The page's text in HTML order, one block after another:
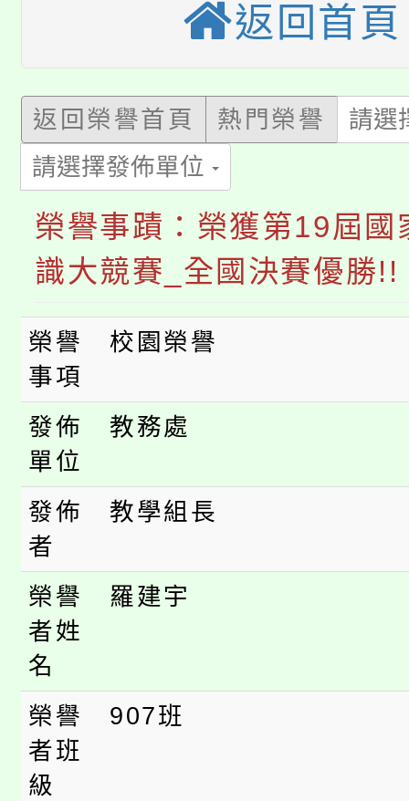
程，歡迎學生輔導中心
系所師生報名參加。
縣市「校園短影音徵
門員」簡章及活動海報
踴躍報名參加。
桃園市115學年度學生
要點
「桃園市補助參觀特色
展演活動實施計畫」
115年度「教育部表揚
義教育推展貢獻獎」
公告本校115學年度第
代理(課)教師甄選結果(
「2026金融保險知識
車」活動
桃園市115學年度學生
公告本校115學年度第
代理(課)教師甄選結果(
公告本校115學年度第
代理(課)教師甄選結果(
轉知中國文化大學推廣
《TA101》溝通分析基
程，歡迎學生輔導中心
系所師生報名參加。
轉知苗栗縣政府辦理
縣市「校園短影音徵選
踴躍報名參加。
桃園市115學年度學生
要點
「桃園市補助參觀特色
展演活動實施計畫」
115年度「教育部表揚
義教育推展貢獻獎」
返回首頁
返回榮譽首頁 熱門榮譽
請選
請選擇發佈單位
榮譽事蹟：榮獲第19屆國
識大競賽_全國決賽優勝!!
榮譽
事項
校園榮譽
發佈
單位
教務處
發佈
者
教學組長
榮譽
者姓
名
羅建宇
榮譽
者班
級
907班